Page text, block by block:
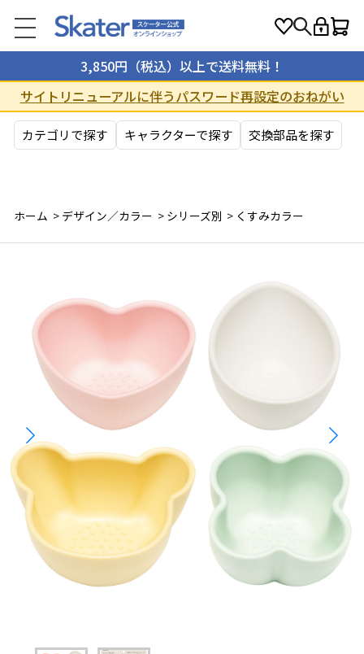
3,850円（税込）以上で送料無料！
サイトリニューアルに伴うパスワード再設定のおねがい
カテゴリで探す キャラクターで探す 交換部品を探す
ホーム > デザイン／カラー > シリーズ別 > くすみカラー